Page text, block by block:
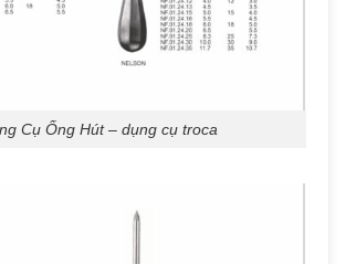
Cụ Ống Hút – dụng cụ troca